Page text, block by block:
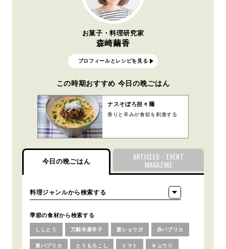
お菓子・料理研究家
森崎繭香
プロフィールとレシピを見る
この時期おすすめ 今日の晩ごはん
ナスそぼろ担々麺
香りと辛みが食欲を刺激する
今日の晩ごはん
ARTICLES・EVENT
MAGAZINE
季節の食材から検索する
ししとう 万願寺唐辛子 新ショウガ 赤パプリカ
黄パプリカ とうもろこし トマト キュウリ